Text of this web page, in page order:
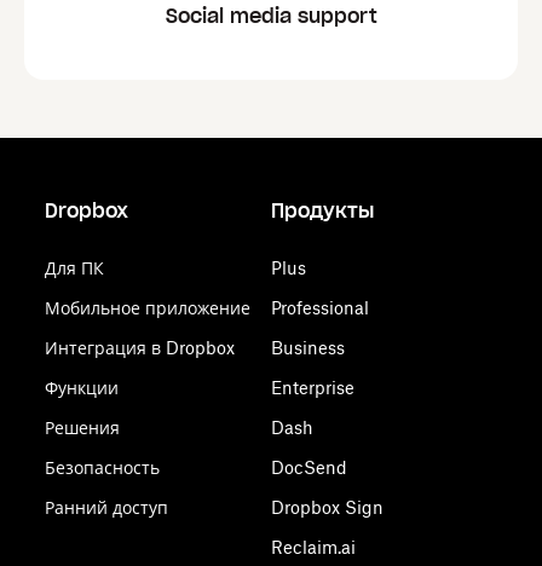
Social media support
Dropbox
Для ПК
Мобильное приложение
Интеграция в Dropbox
Функции
Решения
Безопасность
Ранний доступ
Продукты
Plus
Professional
Business
Enterprise
Dash
DocSend
Dropbox Sign
Reclaim.ai